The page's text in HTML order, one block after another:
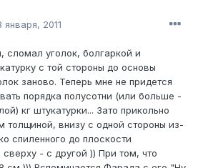
января, 2011
сломал уголок, болгаркой и
с той стороны до основы
заново. Теперь мне не придется
порядка полусотни (или больше -
кг штукатурки... Зато прикольно
толщиной, внизу с одной стороны из-
спиленного до плоскости
- с другой )) При том, что